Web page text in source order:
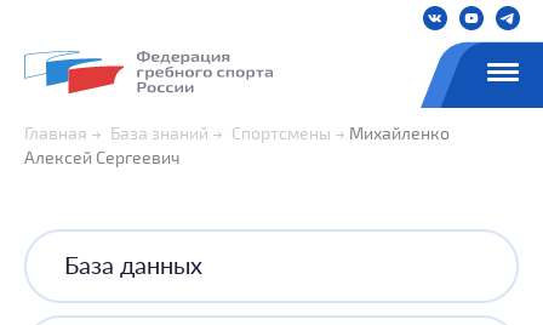
Главная База знаний Спортсмены
Михайленко
Алексей Сергеевич
База данных